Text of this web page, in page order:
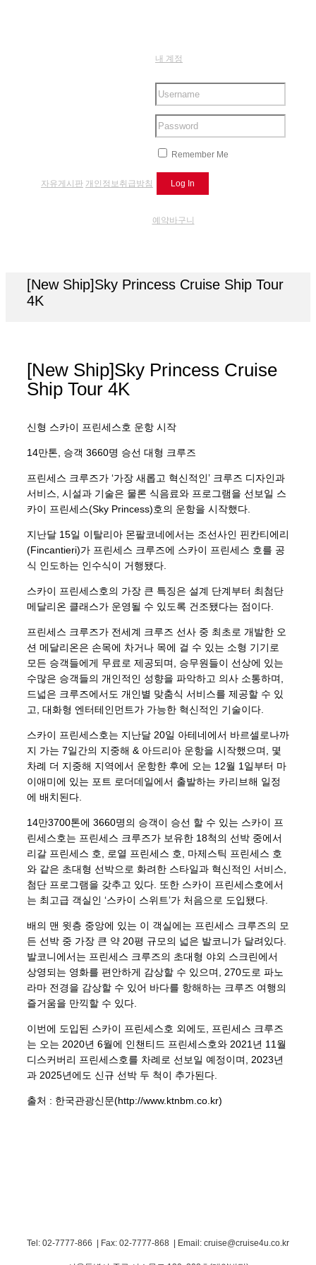
자유게시판 개인정보취급방침
내 계정
Remember Me
예약바구니
[New Ship]Sky Princess Cruise Ship Tour
4K
[New Ship]Sky Princess Cruise
Ship Tour 4K
신형 스카이 프린세스호 운항 시작
14만톤, 승객 3660명 승선 대형 크루즈
프린세스 크루즈가 ‘가장 새롭고 혁신적인’ 크루즈 디자인과
서비스, 시설과 기술은 물론 식음료와 프로그램을 선보일 스
카이 프린세스(Sky Princess)호의 운항을 시작했다.
지난달 15일 이탈리아 몬팔코네에서는 조선사인 핀칸티에리
(Fincantieri)가 프린세스 크루즈에 스카이 프린세스 호를 공
식 인도하는 인수식이 거행됐다.
스카이 프린세스호의 가장 큰 특징은 설계 단계부터 최첨단
메달리온 클래스가 운영될 수 있도록 건조됐다는 점이다.
프린세스 크루즈가 전세계 크루즈 선사 중 최초로 개발한 오
션 메달리온은 손목에 차거나 목에 걸 수 있는 소형 기기로
모든 승객들에게 무료로 제공되며, 승무원들이 선상에 있는
수많은 승객들의 개인적인 성향을 파악하고 의사 소통하며,
드넓은 크루즈에서도 개인별 맞춤식 서비스를 제공할 수 있
고, 대화형 엔터테인먼트가 가능한 혁신적인 기술이다.
스카이 프린세스호는 지난달 20일 아테네에서 바르셀로나까
지 가는 7일간의 지중해 & 아드리아 운항을 시작했으며, 몇
차례 더 지중해 지역에서 운항한 후에 오는 12월 1일부터 마
이애미에 있는 포트 로더데일에서 출발하는 카리브해 일정
에 배치된다.
14만3700톤에 3660명의 승객이 승선 할 수 있는 스카이 프
린세스호는 프린세스 크루즈가 보유한 18척의 선박 중에서
리갈 프린세스 호, 로열 프린세스 호, 마제스틱 프린세스 호
와 같은 초대형 선박으로 화려한 스타일과 혁신적인 서비스,
첨단 프로그램을 갖추고 있다. 또한 스카이 프린세스호에서
는 최고급 객실인 ‘스카이 스위트’가 처음으로 도입됐다.
배의 맨 윗층 중앙에 있는 이 객실에는 프린세스 크루즈의 모
든 선박 중 가장 큰 약 20평 규모의 넓은 발코니가 달려있다.
발코니에서는 프린세스 크루즈의 초대형 야외 스크린에서
상영되는 영화를 편안하게 감상할 수 있으며, 270도로 파노
라마 전경을 감상할 수 있어 바다를 항해하는 크루즈 여행의
즐거움을 만끽할 수 있다.
이번에 도입된 스카이 프린세스호 외에도, 프린세스 크루즈
는 오는 2020년 6월에 인챈티드 프린세스호와 2021년 11월
디스커버리 프린세스호를 차례로 선보일 예정이며, 2023년
과 2025년에도 신규 선박 두 척이 추가된다.
출처 : 한국관광신문(http://www.ktnbm.co.kr)
Tel: 02-7777-866 | Fax: 02-7777-868 | Email: cruise@cruise4u.co.kr